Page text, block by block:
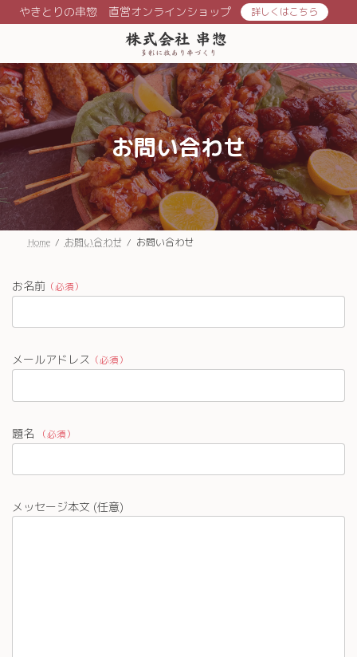
ン
ツ
へ
ス
キ
ッ
ビ
シ
ョ
ン
に
移
やきとりの串惣 直営オンラインショップ 詳しくはこちら
お問い合わせ
Home お問い合わせ お問い合わせ
お名前 （必須）
メールアドレス （必須）
題名 （必須）
メッセージ本文 (任意)